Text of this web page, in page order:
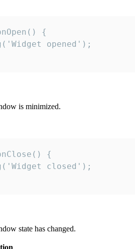
{
opened');
is minimized.
{
closed');
state has changed.